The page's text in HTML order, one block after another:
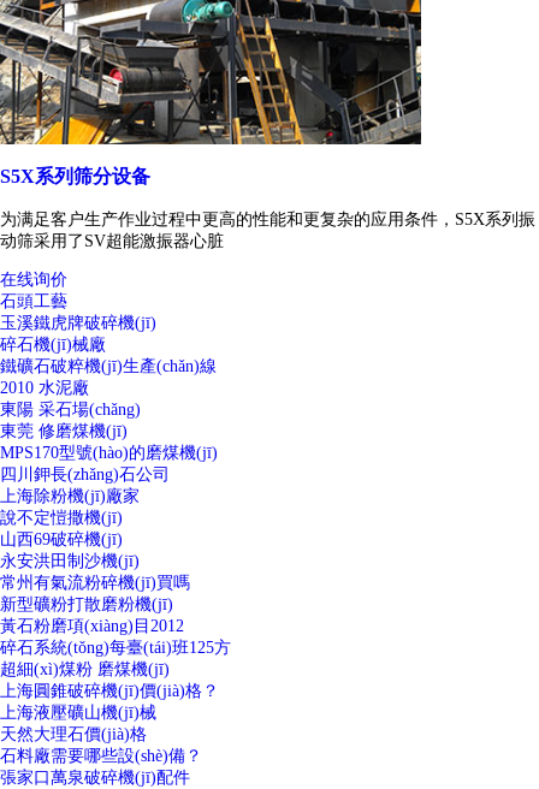
S5X系列筛分设备
为满足客户生产作业过程中更高的性能和更复杂的应用条件，S5X系列振
动筛采用了SV超能激振器心脏
在线询价
石頭工藝
玉溪鐵虎牌破碎機(jī)
碎石機(jī)械廠
鐵礦石破粹機(jī)生產(chǎn)線
2010 水泥廠
東陽 采石場(chǎng)
東莞 修磨煤機(jī)
MPS170型號(hào)的磨煤機(jī)
四川鉀長(zhǎng)石公司
上海除粉機(jī)廠家
說不定愷撒機(jī)
山西69破碎機(jī)
永安洪田制沙機(jī)
常州有氣流粉碎機(jī)買嗎
新型礦粉打散磨粉機(jī)
黃石粉磨項(xiàng)目2012
碎石系統(tǒng)每臺(tái)班125方
超細(xì)煤粉 磨煤機(jī)
上海圓錐破碎機(jī)價(jià)格？
上海液壓礦山機(jī)械
天然大理石價(jià)格
石料廠需要哪些設(shè)備？
張家口萬泉破碎機(jī)配件